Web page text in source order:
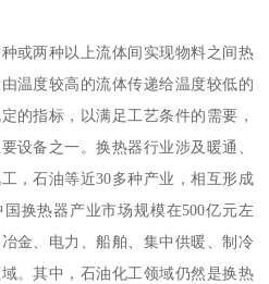
或两种以上流体间实现物料之间热
温度较高的流体传递给温度较低的
的指标，以满足工艺条件的需要，
设备之一。换热器行业涉及暖通、
，石油等近30多种产业，相互形成
换热器产业市场规模在500亿元左
金、电力、船舶、集中供暖、制冷
。其中，石油化工领域仍然是换热